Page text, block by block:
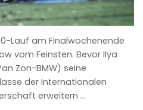
Lauf am Finalwochenende
vom Feinsten. Bevor Ilya
Zon-BMW) seine
der Internationalen
erweitern …